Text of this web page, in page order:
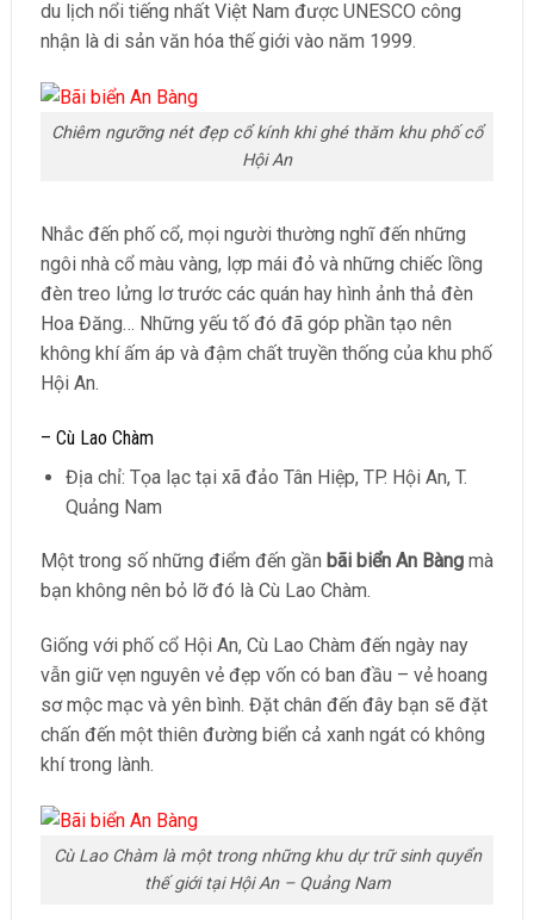
du lịch nổi tiếng nhất Việt Nam được UNESCO công
nhận là di sản văn hóa thế giới vào năm 1999.
Chiêm ngưỡng nét đẹp cổ kính khi ghé thăm khu phố cổ
Hội An
Nhắc đến phố cổ, mọi người thường nghĩ đến những
ngôi nhà cổ màu vàng, lợp mái đỏ và những chiếc lồng
đèn treo lửng lơ trước các quán hay hình ảnh thả đèn
Hoa Đăng… Những yếu tố đó đã góp phần tạo nên
không khí ấm áp và đậm chất truyền thống của khu phố
Hội An.
– Cù Lao Chàm
Địa chỉ: Tọa lạc tại xã đảo Tân Hiệp, TP. Hội An, T.
Quảng Nam
Một trong số những điểm đến gần bãi biển An Bàngmà
bạn không nên bỏ lỡ đó là Cù Lao Chàm.
Giống với phố cổ Hội An, Cù Lao Chàm đến ngày nay
vẫn giữ vẹn nguyên vẻ đẹp vốn có ban đầu – vẻ hoang
sơ mộc mạc và yên bình. Đặt chân đến đây bạn sẽ đặt
chấn đến một thiên đường biển cả xanh ngát có không
khí trong lành.
Cù Lao Chàm là một trong những khu dự trữ sinh quyển
thế giới tại Hội An – Quảng Nam